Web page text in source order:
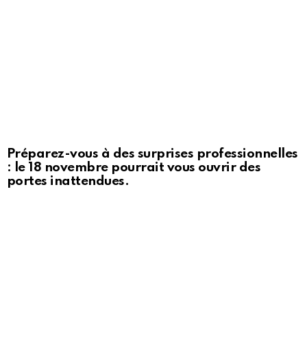
Préparez-vous à des surprises professionnelles
: le 18 novembre pourrait vous ouvrir des
portes inattendues.